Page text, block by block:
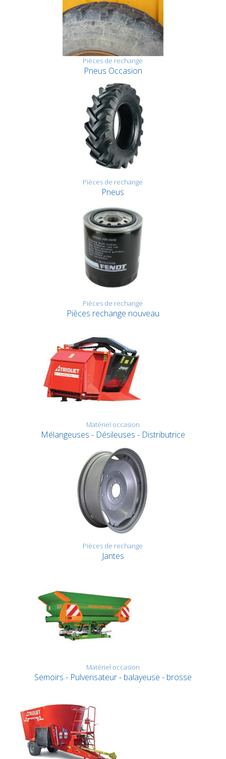
Pièces de rechange
Pneus Occasion
Pièces de rechange
Pneus
Pièces de rechange
Pièces rechange nouveau
Matériel occasion
Mélangeuses - Désileuses - Distributrice
Pièces de rechange
Jantes
Matériel occasion
Semoirs - Pulverisateur - balayeuse - brosse